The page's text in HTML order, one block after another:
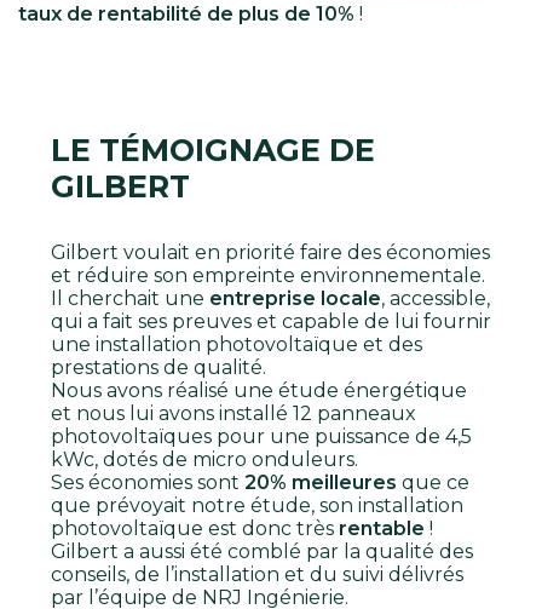
taux de rentabilité de plus de 10% !
LE TÉMOIGNAGE DE
GILBERT
Gilbert voulait en priorité faire des économies
et réduire son empreinte environnementale.
Il cherchait une entreprise locale, accessible,
qui a fait ses preuves et capable de lui fournir
une installation photovoltaïque et des
prestations de qualité.
Nous avons réalisé une étude énergétique
et nous lui avons installé 12 panneaux
photovoltaïques pour une puissance de 4,5
kWc, dotés de micro onduleurs.
Ses économies sont 20% meilleures que ce
que prévoyait notre étude, son installation
photovoltaïque est donc très rentable !
Gilbert a aussi été comblé par la qualité des
conseils, de l’installation et du suivi délivrés
par l’équipe de NRJ Ingénierie.